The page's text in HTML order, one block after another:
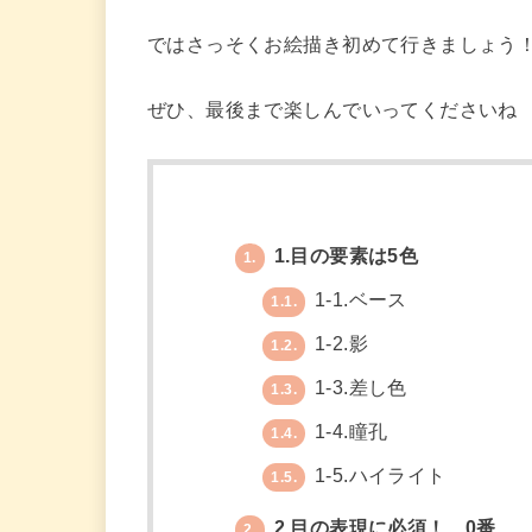
ではさっそくお絵描き初めて行きましょう
ぜひ、最後まで楽しんでいってくださいね
1. 1.目の要素は5色
1.1. 1-1.ベース
1.2. 1-2.影
1.3. 1-3.差し色
1.4. 1-4.瞳孔
1.5. 1-5.ハイライト